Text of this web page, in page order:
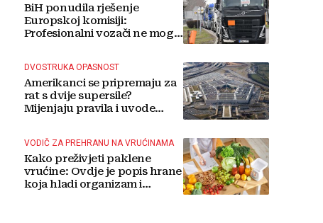
BiH ponudila rješenje
Europskoj komisiji:
Profesionalni vozači ne mogu
DVOSTRUKA OPASNOST
Amerikanci se pripremaju za
rat s dvije supersile?
Mijenjaju pravila i uvode
VODIČ ZA PREHRANU NA VRUĆINAMA
Kako preživjeti paklene
vrućine: Ovdje je popis hrane
koja hladi organizam i